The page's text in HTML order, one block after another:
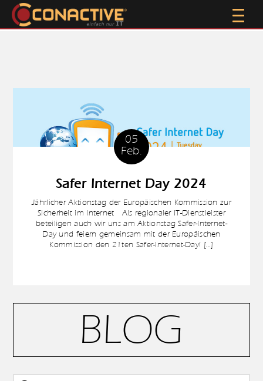
05
Feb.
Safer Internet Day 2024
Jährlicher Aktionstag der Europäischen Kommission zur
Sicherheit im Internet Als regionaler IT-Dienstleister
beteiligen auch wir uns am Aktionstag Safer-Internet-
Day und feiern gemeinsam mit der Europäischen
Kommission den 21ten Safer-Internet-Day! […]
BLOG